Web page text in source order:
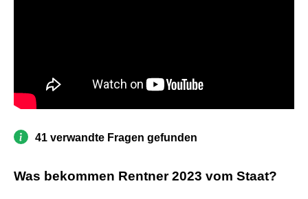
41 verwandte Fragen gefunden
Was bekommen Rentner 2023 vom Staat?